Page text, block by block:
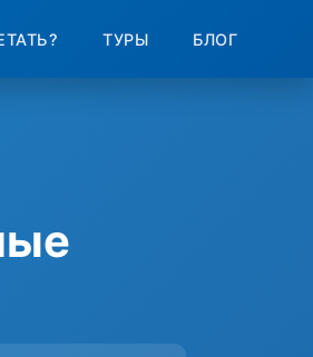
ТУРЫ БЛОГ